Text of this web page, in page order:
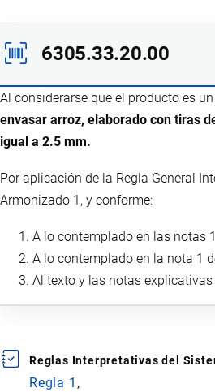
6305.33.20.00
Al considerarse que el producto es un
envasar arroz, elaborado con tiras
igual a 2.5 mm.
Por aplicación de la Regla General
Armonizado 1, y conforme:
A lo contemplado en las notas
A lo contemplado en la nota 1
Al texto y las notas
Reglas Interpretativas del
Regla 1